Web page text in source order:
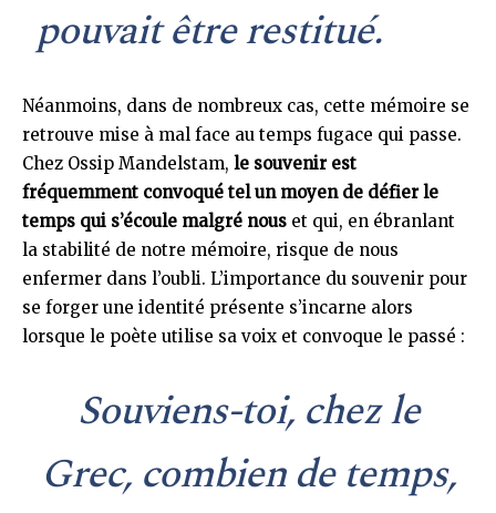
pouvait être restitué.
Néanmoins, dans de nombreux cas, cette mémoire se
retrouve mise à mal face au temps fugace qui passe.
Chez Ossip Mandelstam, le souvenir est
fréquemment convoqué tel un moyen de défier le
temps qui s’écoule malgré nous et qui, en ébranlant
la stabilité de notre mémoire, risque de nous
enfermer dans l’oubli. L’importance du souvenir pour
se forger une identité présente s’incarne alors
lorsque le poète utilise sa voix et convoque le passé :
Souviens-toi, chez le
Grec, combien de temps,